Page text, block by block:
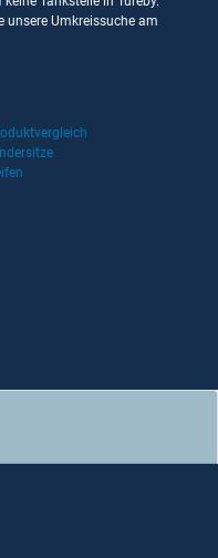
unsere Umkreissuche am